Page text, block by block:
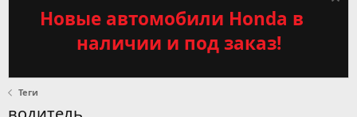
Новые автомобили Honda в
наличии и под заказ!
Теги